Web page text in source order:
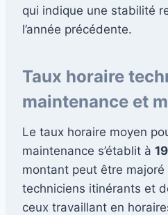
qui indique une stabilité
l’année précédente.
Taux horaire
maintenance et
Le taux horaire moyen
maintenance s’établit à
montant peut être majoré
techniciens itinérants et
ceux travaillant en